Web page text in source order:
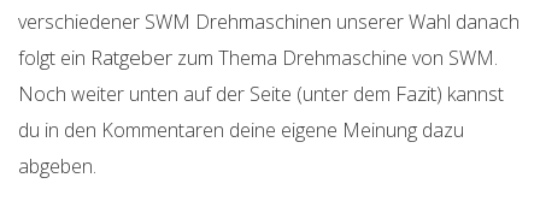
verschiedener SWM Drehmaschinen unserer Wahl danach
folgt ein Ratgeber zum Thema Drehmaschine von SWM.
Noch weiter unten auf der Seite (unter dem Fazit) kannst
du in den Kommentaren deine eigene Meinung dazu
abgeben.